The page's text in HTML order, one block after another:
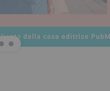
dalla casa editrice